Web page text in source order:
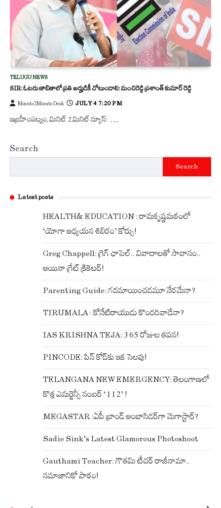
TELUGU NEWS
SIR: ఓటరు జాబితాలో ప్రతి అర్హుడికీ చోటుండాలి: మంచిరెడ్డి ప్రశాంత్ కుమార్ రెడ్డి
Minute2Minute Desk JULY 4 7:20 PM
ఇబ్రహీంపట్నం, మినిట్ 2 మినిట్ న్యూస్: …
Search
Search
Latest posts
HEALTH& EDUCATION : రామకృష్ణమఠంలో
‘యోగా అధ్యయన శిబిరం’ కోర్సు!
Greg Chappell: గ్రెగ్ ఛాపెల్.. వివాదాలతో సావాసం..
అయినా గ్రేట్ క్రికెటర్!
Parenting Guide: గదమాయించడమూ నేరమేనా?
TIRUMALA : కోనేటిరాయుడు కొందరివాడేనా?
IAS KRISHNA TEJA: 365 రోజుల తపన!
PINCODE: పిన్ కోడ్‌కు ఇక సెలవు!
TELANGANA NEW EMERGENCY: తెలంగాణలో
కొత్త ఎమర్జెన్సీ నంబర్ ‘112’ !
MEGASTAR :ఏపీ బ్రాండ్ అంబాసిడర్‌గా మెగాస్టార్?
Sadie Sink’s Latest Glamorous Photoshoot
Gauthami Teacher: గౌతమి టీచర్ రాజీనామా..
సమాజానికో పాఠం!